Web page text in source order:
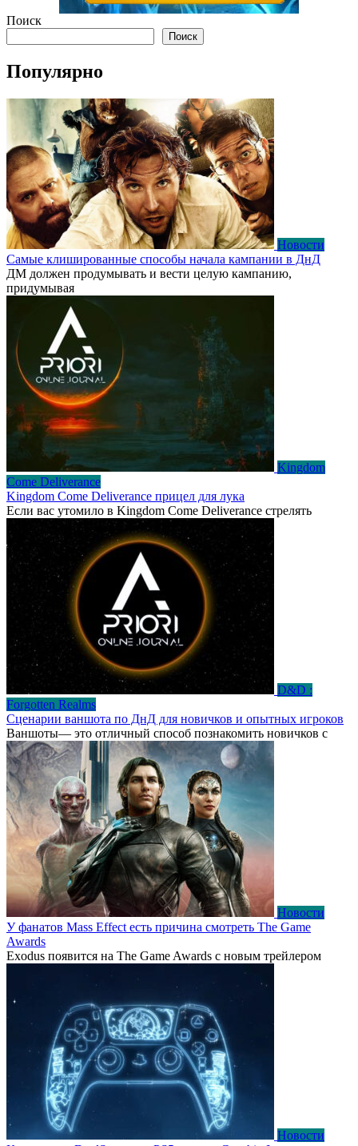
Поиск
Поиск
Популярно
Новости
Самые клишированные способы начала кампании в ДнД
ДМ должен продумывать и вести целую кампанию,
придумывая
Kingdom
Come Deliverance
Kingdom Come Deliverance прицел для лука
Если вас утомило в Kingdom Come Deliverance стрелять
D&D :
Forgotten Realms
Сценарии ваншота по ДнД для новичков и опытных игроков
Ваншоты— это отличный способ познакомить новичков с
Новости
У фанатов Mass Effect есть причина смотреть The Game
Awards
Exodus появится на The Game Awards с новым трейлером
Новости